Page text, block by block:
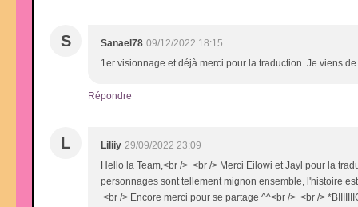
S Sanael78 09/12/2022 18:15
1er visionnage et déjà merci pour la traduction. Je viens
Répondre
L Liliiy 29/09/2022 23:09
Hello la Team,<br /> <br /> Merci Eilowi et Jayl pour la
personnages sont tellement mignon ensemble, l'histoire
<br /> Encore merci pour se partage ^^<br /> <br />